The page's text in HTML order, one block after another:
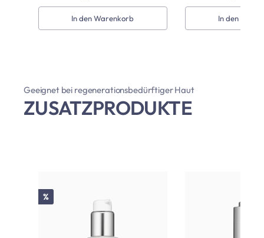
In den Warenkorb In den
Geeignet bei regenerationsbedürftiger Haut
ZUSATZPRODUKTE
Rabatt
%